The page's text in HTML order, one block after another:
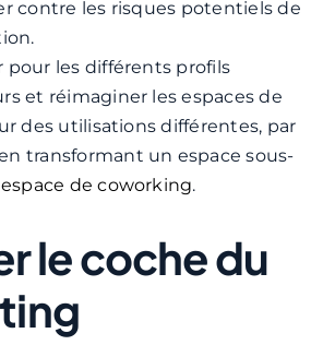
contre les risques potentiels de
pour les différents profils
et réimaginer les espaces de
des utilisations différentes, par
transformant un espace sous-
espace de coworking.
le coche du